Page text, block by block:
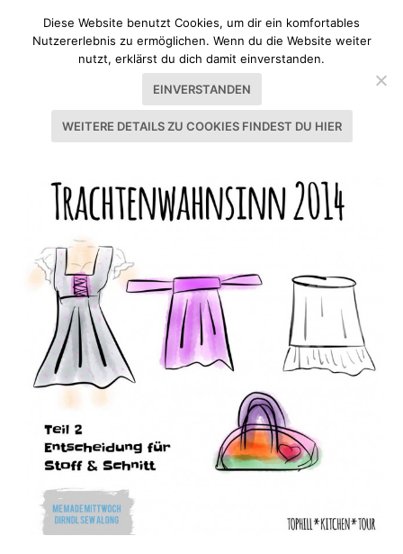
SCHLAGWORT:TRACHT
Diese Website benutzt Cookies, um dir ein komfortables
Nutzererlebnis zu ermöglichen. Wenn du die Website weiter
nutzt, erklärst du dich damit einverstanden.
EINVERSTANDEN
WEITERE DETAILS ZU COOKIES FINDEST DU HIER